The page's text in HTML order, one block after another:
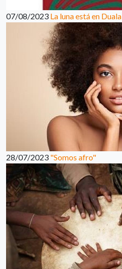
07/08/2023 La luna está en Duala
28/07/2023 "Somos afro"